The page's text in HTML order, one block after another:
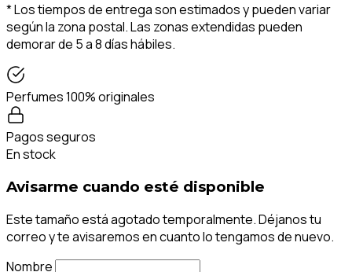
* Los tiempos de entrega son estimados y pueden variar
según la zona postal. Las zonas extendidas pueden
demorar de 5 a 8 días hábiles.
Perfumes 100% originales
Pagos seguros
En stock
Avisarme cuando esté disponible
Este tamaño está agotado temporalmente. Déjanos tu
correo y te avisaremos en cuanto lo tengamos de nuevo.
Nombre